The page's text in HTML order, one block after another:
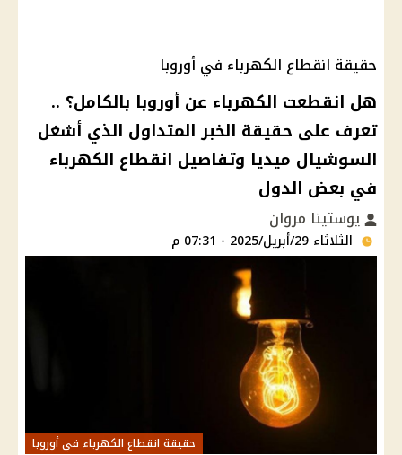
حقيقة انقطاع الكهرباء في أوروبا
هل انقطعت الكهرباء عن أوروبا بالكامل؟ ..
تعرف على حقيقة الخبر المتداول الذي أشغل
السوشيال ميديا وتفاصيل انقطاع الكهرباء
في بعض الدول
يوستينا مروان
الثلاثاء 29/أبريل/2025 - 07:31 م
حقيقة انقطاع الكهرباء في أوروبا